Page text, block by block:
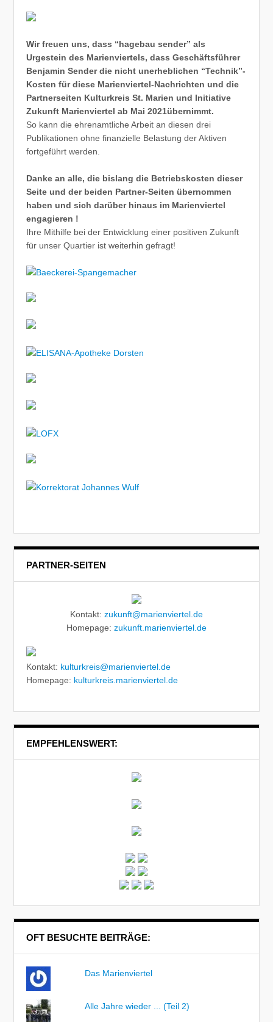
Wir freuen uns, dass “hagebau sender” als
Urgestein des Marienviertels, dass Geschäftsführer
Benjamin Sender die nicht unerheblichen “Technik”-
Kosten für diese Marienviertel-Nachrichten und die
Partnerseiten Kulturkreis St. Marien und Initiative
Zukunft Marienviertel ab Mai 2021übernimmt.
So kann die ehrenamtliche Arbeit an diesen drei
Publikationen ohne finanzielle Belastung der Aktiven
fortgeführt werden.
Danke an alle, die bislang die Betriebskosten dieser
Seite und der beiden Partner-Seiten übernommen
haben und sich darüber hinaus im Marienviertel
engagieren !
Ihre Mithilfe bei der Entwicklung einer positiven Zukunft
für unser Quartier ist weiterhin gefragt!
PARTNER-SEITEN
Kontakt: zukunft@marienviertel.de
Homepage: zukunft.marienviertel.de
Kontakt: kulturkreis@marienviertel.de
Homepage: kulturkreis.marienviertel.de
EMPFEHLENSWERT:
OFT BESUCHTE BEITRÄGE:
Das Marienviertel
Alle Jahre wieder ... (Teil 2)